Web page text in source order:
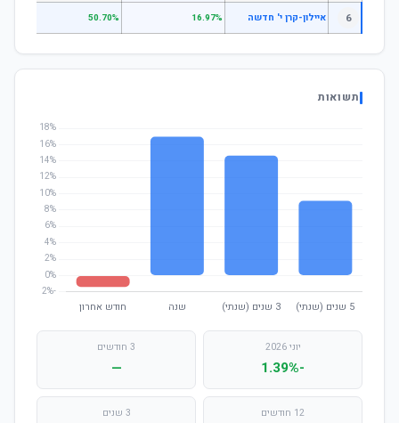
6 איילון-קרן י' חדשה 16.97%
50.70%
תשואות
יוני 2026
-1.39%
3 חודשים
—
12 חודשים 3 שנים